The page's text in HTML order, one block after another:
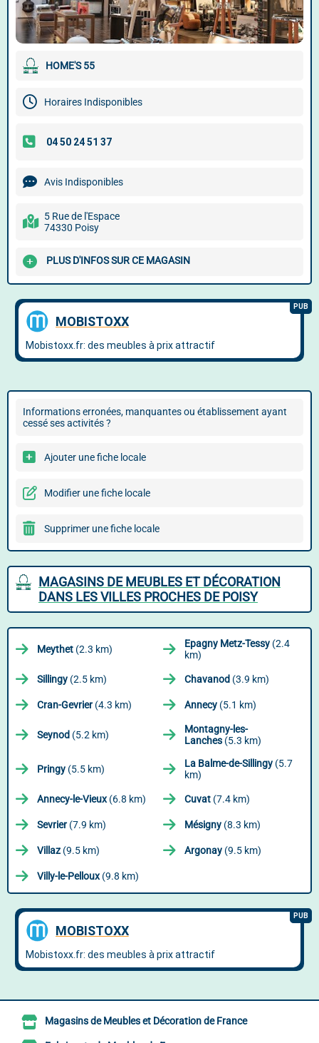
HOME'S 55
Horaires Indisponibles
Avis Indisponibles
5 Rue de l'Espace
74330 Poisy
PLUS D'INFOS SUR CE MAGASIN
Informations erronées, manquantes ou établissement ayant
cessé ses activités ?
Ajouter une fiche locale
Modifier une fiche locale
Supprimer une fiche locale
MAGASINS DE MEUBLES ET DÉCORATION
DANS LES VILLES PROCHES DE POISY
Meythet (2.3 km) Epagny Metz-Tessy (2.4
km)
Sillingy (2.5 km) Chavanod (3.9 km)
Cran-Gevrier(4.3 km) Annecy (5.1 km)
Seynod (5.2 km)
Montagny-les-
Lanches (5.3 km)
Pringy (5.5 km) La Balme-de-Sillingy (5.7
km)
Annecy-le-Vieux(6.8 km) Cuvat (7.4 km)
Sevrier(7.9 km) Mésigny (8.3 km)
Villaz (9.5 km) Argonay (9.5 km)
Villy-le-Pelloux(9.8 km)
Magasins de Meubles et Décoration de France